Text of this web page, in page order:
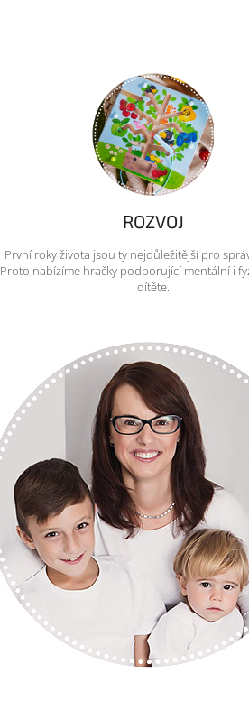
ROZVOJ
První roky života jsou ty nejdůležitější pro
Proto nabízíme hračky podporující mentální i
dítěte.